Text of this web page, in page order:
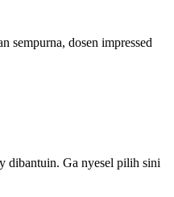
sempurna, dosen impressed
dibantuin. Ga nyesel pilih sini